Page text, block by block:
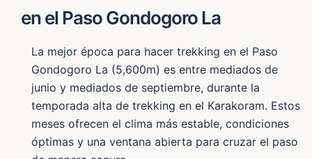
en el Paso Gondogoro La
La mejor época para hacer trekking en el Paso
Gondogoro La (5,600m) es entre mediados de
junio y mediados de septiembre, durante la
temporada alta de trekking en el Karakoram. Estos
meses ofrecen el clima más estable, condiciones
óptimas y una ventana abierta para cruzar el paso